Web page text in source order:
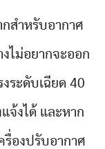
กสำหรับอากาศ
ไม่อยากจะออก
ระดับเฉียด 40
จ้งได้ และหาก
รื่องปรับอากาศ